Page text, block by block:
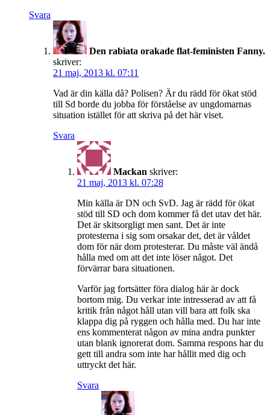
Svara
Den rabiata orakade flat-feministen Fanny.
skriver:
21 maj, 2013 kl. 07:11
Vad är din källa då? Polisen? Är du rädd för ökat stöd
till Sd borde du jobba för förståelse av ungdomarnas
situation istället för att skriva på det här viset.
Svara
Mackan skriver:
21 maj, 2013 kl. 07:28
Min källa är DN och SvD. Jag är rädd för ökat
stöd till SD och dom kommer få det utav det här.
Det är skitsorgligt men sant. Det är inte
protesterna i sig som orsakar det, det är våldet
dom för när dom protesterar. Du måste väl ändå
hålla med om att det inte löser något. Det
förvärrar bara situationen.
Varför jag fortsätter föra dialog här är dock
bortom mig. Du verkar inte intresserad av att få
kritik från något håll utan vill bara att folk ska
klappa dig på ryggen och hålla med. Du har inte
ens kommenterat någon av mina andra punkter
utan blank ignorerat dom. Samma respons har du
gett till andra som inte har hållit med dig och
uttryckt det här.
Svara